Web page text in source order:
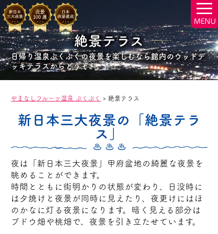
絶景テラス
日帰り温泉ぷくぷくの夜景を楽しむなら館内のウッドデ
ッキテラスからどうぞ
やまなしフルーツ温泉 ぷくぷく > 絶景テラス
新日本三大夜景の「絶景テラ
ス」
夜は「新日本三大夜景」甲府盆地の綺麗な夜景を
眺めることができます。
時間とともに街明かりの状態が変わり、日没時に
は夕焼けと夜景が同時に見えたり、夜更けにはほ
のかなに灯る夜景になります。暗く見える部分は
ブドウ畑や桃畑で、夜景を引き立たせています。